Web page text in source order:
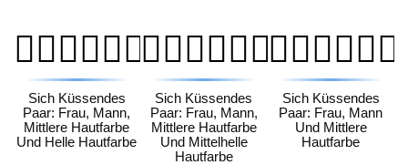
👩🏽‍❤️‍💋‍👨🏻
Sich Küssendes
Paar: Frau, Mann,
Mittlere Hautfarbe
Und Helle Hautfarbe
👩🏽‍❤️‍💋‍👨🏼
Sich Küssendes
Paar: Frau, Mann,
Mittlere Hautfarbe
Und Mittelhelle
Hautfarbe
👩🏽‍❤️‍💋‍👨🏽
Sich Küssendes
Paar: Frau, Mann
Und Mittlere
Hautfarbe